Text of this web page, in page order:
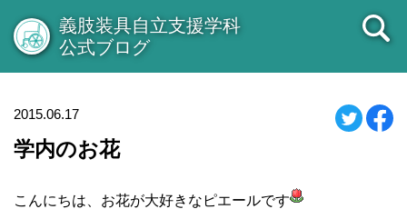
義肢装具自立支援学科
公式ブログ
2015.06.17
学内のお花
こんにちは、お花が大好きなピエールです